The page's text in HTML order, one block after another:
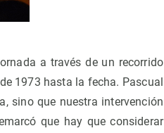
a través de un recorrido
1973 hasta la fecha. Pascual
sino que nuestra intervención
que hay que considerar